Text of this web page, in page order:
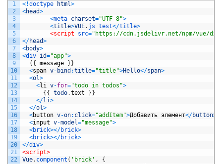
1
2
3
4
5
6
7
8
9
10
11
12
13
14
15
16
17
18
19
20
21
22
< !doctype html>
<head>
<meta charset="UTF-8">
<title>VUE. js test</title>
<script src="https://cdn.jsdelivr.net/npm/vue/
</head>
<body>
<div id="app">
{ { message } }
<span v- bind :title="title">Hello</span>
<ol>
<li v-for="todo in todos">
{ { todo.text } }
</li>
</ol>
<button v-on: click="addItem">Добавить элемент</button>
<input v-model="message">
<brick></brick>
<brick></brick>
</div>
<script>
Vue. component ( 'brick' ,
{